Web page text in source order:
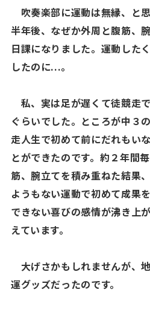
吹奏楽部に運動は無縁、と
半年後、なぜか外周と腹筋、
日課になりました。運動した
したのに...。
私、実は足が遅くて徒競走
ぐらいでした。ところが中３
走人生で初めて前にだれもい
とができたのです。約２年間
筋、腕立てを積み重ねた結果
ようもない運動で初めて成果
できない喜びの感情が沸き上
えています。
大げさかもしれませんが、
運グッズだったのです。